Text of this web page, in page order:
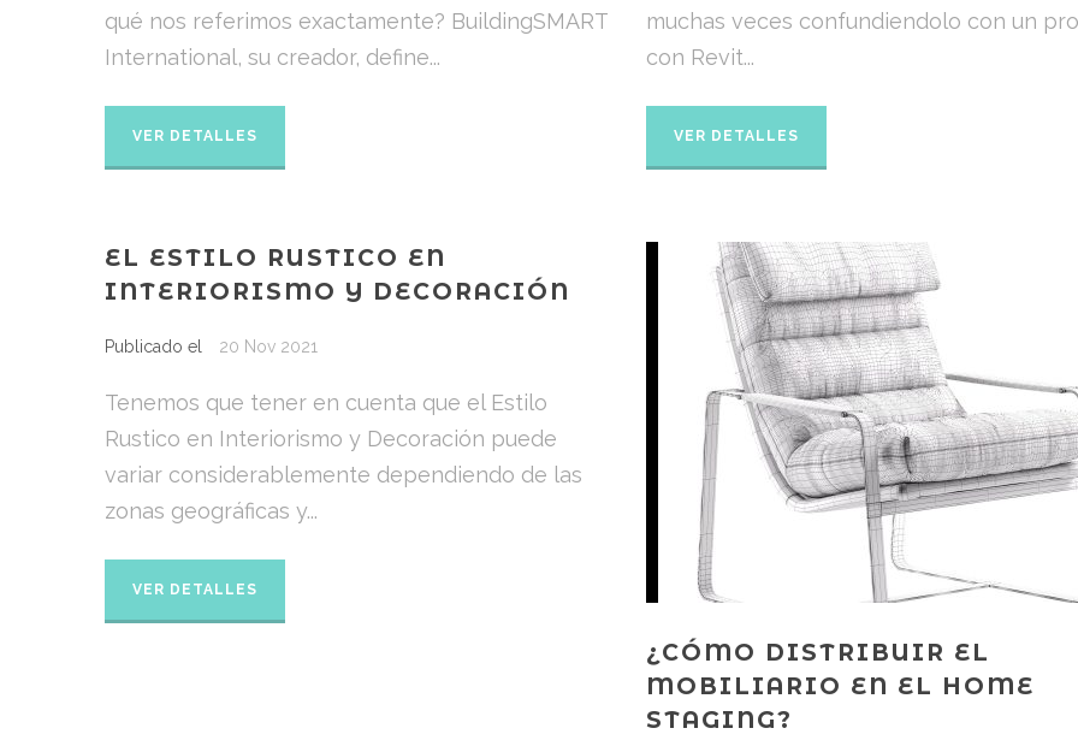
qué nos referimos exactamente? BuildingSMART
International, su creador, define...
VER DETALLES
muchas veces confundiendolo con un
con Revit...
VER DETALLES
EL ESTILO RUSTICO EN
INTERIORISMO Y DECORACIÓN
Publicado el 20 Nov 2021
Tenemos que tener en cuenta que el Estilo
Rustico en Interiorismo y Decoración puede
variar considerablemente dependiendo de las
zonas geográficas y...
VER DETALLES
¿CÓMO DISTRIBUIR EL
MOBILIARIO EN EL HOME
STAGING?